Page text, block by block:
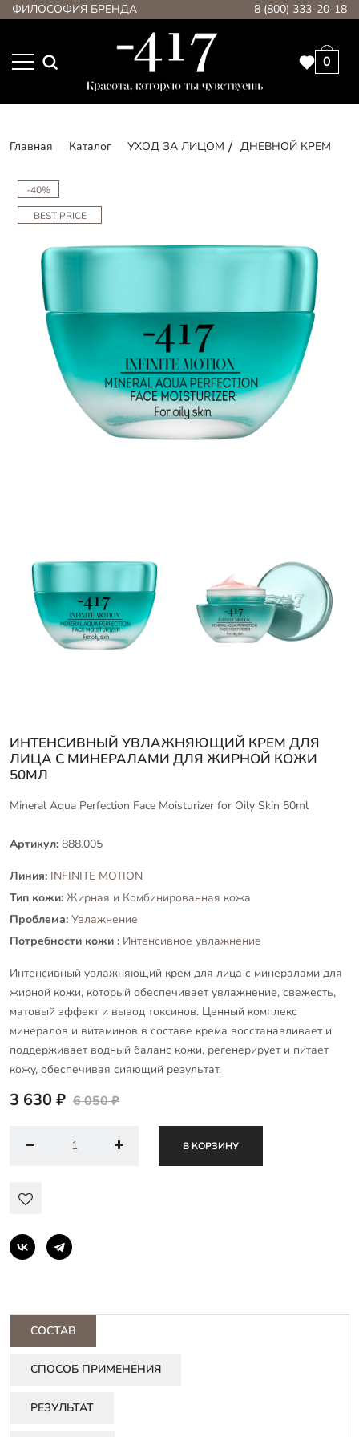
ФИЛОСОФИЯ БРЕНДА 8 (800) 333-20-18
0
Главная Каталог УХОД ЗА ЛИЦОМ ДНЕВНОЙ КРЕМ
-40%
BEST PRICE
ИНТЕНСИВНЫЙ УВЛАЖНЯЮЩИЙ КРЕМ ДЛЯ
ЛИЦА С МИНЕРАЛАМИ ДЛЯ ЖИРНОЙ КОЖИ
50МЛ
Mineral Aqua Perfection Face Moisturizer for Oily Skin 50ml
Артикул: 888.005
Линия: INFINITE MOTION
Тип кожи: Жирная и Комбинированная кожа
Проблема: Увлажнение
Потребности кожи : Интенсивное увлажнение
Интенсивный увлажняющий крем для лица с минералами для
жирной кожи, который обеспечивает увлажнение, свежесть,
матовый эффект и вывод токсинов. Ценный комплекс
минералов и витаминов в составе крема восстанавливает и
поддерживает водный баланс кожи, регенерирует и питает
кожу, обеспечивая сияющий результат.
3 630 ₽ 6 050 ₽
В КОРЗИНУ
СОСТАВ
СПОСОБ ПРИМЕНЕНИЯ
РЕЗУЛЬТАТ